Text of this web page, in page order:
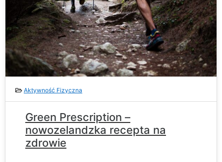
Aktywność Fizyczna
Green Prescription –
nowozelandzka recepta na
zdrowie